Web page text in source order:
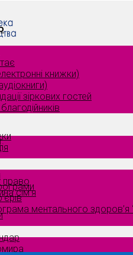
право
сім’я
книжки)
зіркових гостей
ментального здоров’я